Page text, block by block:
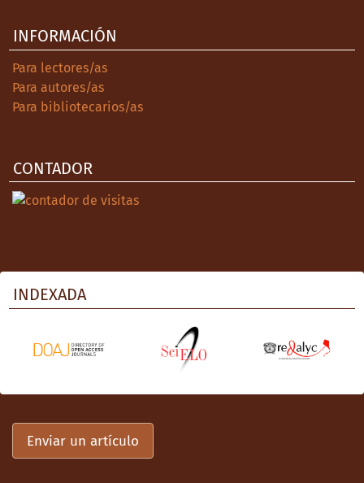
INFORMACIÓN
Para lectores/as
Para autores/as
Para bibliotecarios/as
CONTADOR
INDEXADA
Enviar un artículo